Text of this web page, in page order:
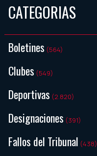
CATEGORIAS
Boletines (564)
Clubes (549)
Deportivas (2.820)
Designaciones (391)
Fallos del Tribunal (438)